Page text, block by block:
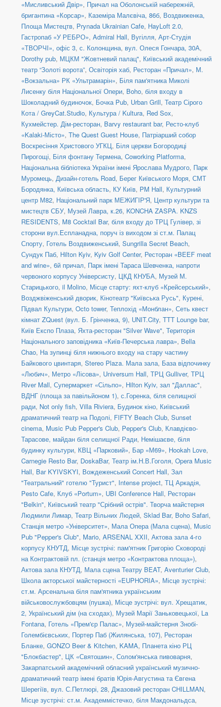
«Мисливський Двір», Причал на Оболонській набережній,
бригантина «Корсар», Каземіра Малєвіча, 86б, Воздвиженка,
Площа Мистецтв, Prynada Ukrainian Cafe, HayLoft 2.0,
Гастропаб «У РЕБРО», Admiral Hall, Вугілля, Арт-Студія
«ТВОРЧІ», офіс 3, с. Колонщина, вул. Олеся Гончара, 30А,
Dorothy pub, МЦКМ "Жовтневий палац", Київський академічний
театр “Золоті ворота”, Освіторія хаб, Ресторан «Причал», М.
«Вокзальна» РК «Ультрамарін», Біля пам'ятника Миколі
Лисенку біля Національної Опери, Boho, біля входу в
Шоколадний будиночок, Бочка Pub, Urban Grill, Театр Сірого
Кота / GreyCat.Studio, Культура / Kultura, Red Sox,
Кухмейстер. Дім-ресторан, Barvy restaurant bar, Ресто-клуб
«Kalaki-Місто», The Quest Guest House, Патріарший собор
Воскресіння Христового УГКЦ, Біля церкви Богородиці
Пирогощі, Біля фонтану Термена, Coworking Platforma,
Національна бібліотека України імені Ярослава Мудрого, Парк
Муромець, Дизайн-готель Road, Берег Київського Моря, СМТ
Бородянка, Київська область, КУ Київ, PM Hall, Культурний
центр М82, Національний парк МЕЖИГІР'Я, Центр культури та
мистецтв СБУ, Музей Лавра, к.26, KONCHA ZASPA. KNZS
RESIDENTS, M8 Cocktail Bar, біля входу до ТРЦ Гулівер, зі
сторони вул.Еспланадна, поруч із виходом зі ст.м. Палац
Спорту, Готель Воздвиженський, Sungrilla Secret Beach,
Сундук Паб, Hilton Kyiv, Kyiv Golf Center, Ресторан «BEEF meat
and wine», 6й причал, Парк імені Тараса Шевченка, напроти
червоного корпусу Універсисту, ЦКД КНУБА, Музей М.
Старицького, il Molino, Місце старту: яхт-клуб «Крейсерський»,
Возджвіженський дворик, Кінотеатр "Київська Русь", Курені,
Підвал Культури, Octo tower, Теплохід «Монблан», Сеть квест
кімнат ZQuest (вул. Б. Грінченка, 9), UNIT.City, TTT Lounge bar,
Київ Експо Плаза, Яхта-ресторан "Silver Wave", Територія
Національного заповідника «Київ-Печерська лавра», Bella
Chao, На зупинці біля нижнього входу на стару частину
Байкового цвинтаря, Stereo Plaza. Мала зала, База відпочинку
«Любич», Метро «Лісова», Universum Hall, ТРЦ Gulliver, ТРЦ
River Mall, Супермаркет «Сільпо», Hilton Kyiv, зал "Даллас",
ВДНГ (площа за павільйоном 1), с.Горенка, біля селищної
ради, Not only fish, Villa Riviera, Будинок кіно, Київський
драматичний театр на Подолі, FIFTY Beach Club, Sunset
cinema, Music Pub Pepper's Club, Pepper's Club, Клавдієво-
Тарасове, майдан біля селищної Ради, Немішаєве, біля
будинку культури, КВЦ «Парковий», Бар «М69», Hookah Love,
Carnegie Resto Bar, DoskaBar, Театр ім.Н.В.Гоголя, Opera Music
Hall, Bar KYIVSKYI, Вождеженський Concert Hall, Зал
"Театральний" готелю "Турист", Intense project, ТЦ Аркадія,
Pesto Cafe, Клуб «Portum», UBI Conference Hall, Ресторан
"Belkin", Київський театр "Срібний острів". Творча майстерня
Людмили Лимар, Театр Вільних Людей, Sklad Bar, Boho Safari,
Станція метро «Університет», Мала Опера (Мала сцена), Music
Pub "Pepper's Club", Mario, ARSENAL XXII, Актова зала 4-го
корпусу КНУТД, Місце зустрічі: пам'ятник Григорію Сковороді
на Контрактовій пл. (станція метро «Контрактова площа»),
Актова зала КНУТД, Мала сцена Театру BEAT, Aventurier Club,
Школа акторської майстерності «EUPHORIA», Місце зустрічі:
ст.м. Арсенальна біля пам'ятника українським
військовослужбовцям (пушка), Місце зустрічі: вул. Хрещатик,
2, Український дім (на сходах), Музей Марії Заньковецької, La
Fontana, Готель «Прем'єр Палас», Музей-майстерня Знобі-
Голембієвських, Портер Паб (Жилянська, 107), Ресторан
Бланке, GONZO Beer & Kitchen, KAMA, Планета кіно РЦ
"Блокбастер", ЦК «Святошин», Солом'янська пивоварня,
Закарпатський академічний обласний український музично-
драматичний театр імені братів Юрія-Августина та Євгена
Шерегіїв, вул. С.Петлюрі, 28, Джазовий ресторан CHILLMAN,
Місце зустрічі: ст.м. Академмістечко, біля Макдональдса,